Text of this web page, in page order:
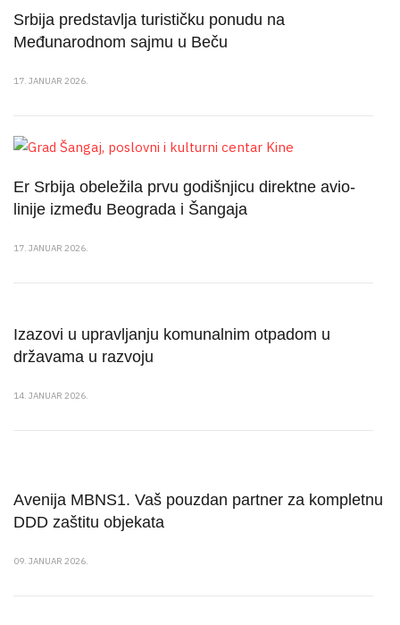
Srbija predstavlja turističku ponudu na
Međunarodnom sajmu u Beču
17. JANUAR 2026.
Er Srbija obeležila prvu godišnjicu direktne avio-
linije između Beograda i Šangaja
17. JANUAR 2026.
Izazovi u upravljanju komunalnim otpadom u
državama u razvoju
14. JANUAR 2026.
Avenija MBNS1. Vaš pouzdan partner za kompletnu
DDD zaštitu objekata
09. JANUAR 2026.